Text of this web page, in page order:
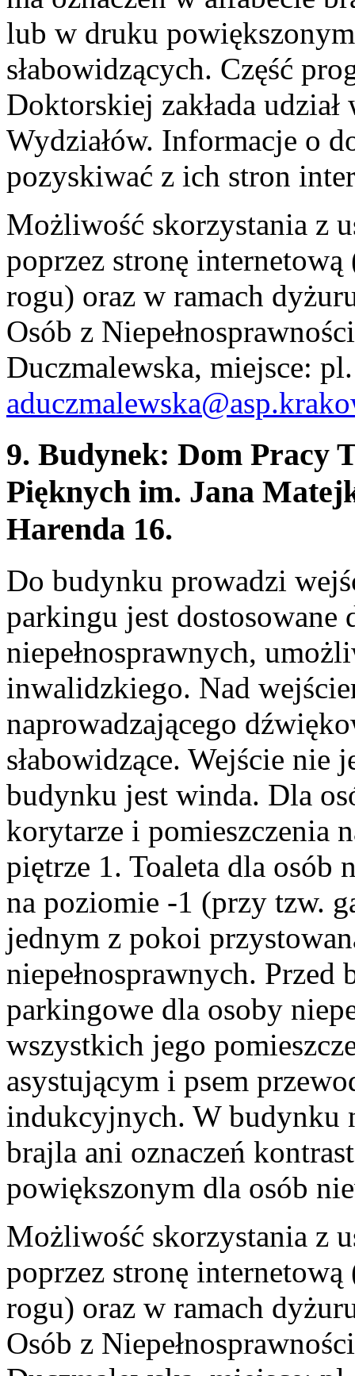
lub w druku
słabowidzących. Część
Doktorskiej zakłada
Wydziałów. Informacje o
pozyskiwać z ich stron
Możliwość skorzystania z
poprzez stronę
rogu) oraz w ramach
Osób z
Duczmalewska, miejsce:
9. Budynek: Dom Pracy
Pięknych im. Jana
Harenda 16.
Do budynku prowadzi
parkingu jest dostosowane
niepełnosprawnych,
inwalidzkiego. Nad
naprowadzającego
słabowidzące. Wejście nie
budynku jest winda. Dla
korytarze i pomieszczenia
piętrze 1. Toaleta dla osób
na poziomie -1 (przy tzw.
jednym z pokoi
niepełnosprawnych.
parkingowe dla osoby
wszystkich jego
asystującym i psem
indukcyjnych. W budynku
brajla ani oznaczeń
powiększonym dla osób
Możliwość skorzystania z
poprzez stronę
rogu) oraz w ramach
Osób z